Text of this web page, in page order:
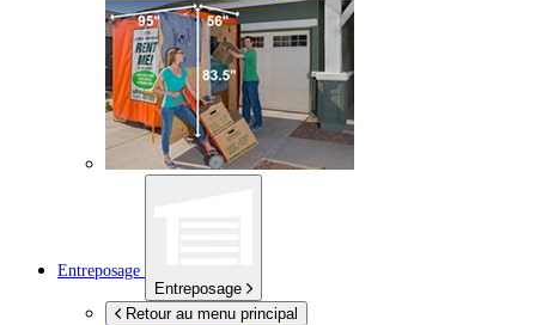
Entreposage
Entreposage
Retour au menu principal